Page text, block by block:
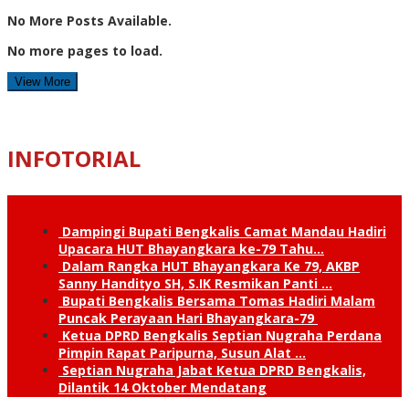
No More Posts Available.
No more pages to load.
View More
INFOTORIAL
Dampingi Bupati Bengkalis Camat Mandau Hadiri
Upacara HUT Bhayangkara ke-79 Tahu…
Dalam Rangka HUT Bhayangkara Ke 79, AKBP
Sanny Handityo SH, S.IK Resmikan Panti …
Bupati Bengkalis Bersama Tomas Hadiri Malam
Puncak Perayaan Hari Bhayangkara-79
Ketua DPRD Bengkalis Septian Nugraha Perdana
Pimpin Rapat Paripurna, Susun Alat …
Septian Nugraha Jabat Ketua DPRD Bengkalis,
Dilantik 14 Oktober Mendatang